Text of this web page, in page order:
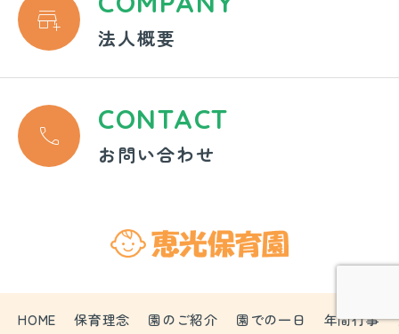

法人概要
 CONTACT
お問い合わせ
HOME 保育理念 園のご紹介 園での一日 年間行事